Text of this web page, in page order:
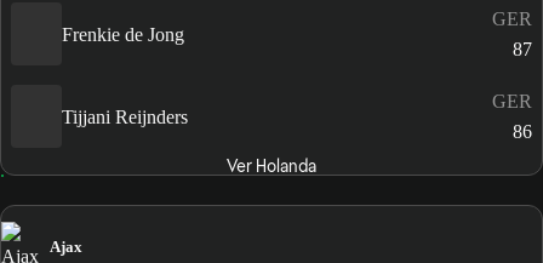
Frenkie de Jong
GER
87
Tijjani Reijnders
GER
86
Ver Holanda
Ajax